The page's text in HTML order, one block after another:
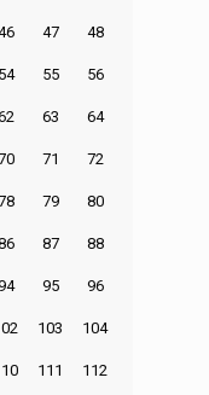
47 48
54 55 56
63 64
71 72
79 80
87 88
95 96
103 104
111 112